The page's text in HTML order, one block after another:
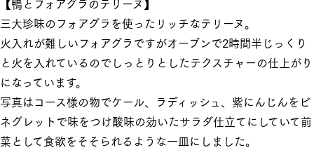
三大珍味のフォアグラを使ったリッチなテリーヌ。
火入れが難しいフォアグラですがオーブンで2時間半じっくり
と火を入れているのでしっとりとしたテクスチャーの仕上がり
になっています。
写真はコース様の物でケール、ラディッシュ、紫にんじんをビ
ネグレットで味をつけ酸味の効いたサラダ仕立てにしていて前
菜として食欲をそそられるような一皿にしました。